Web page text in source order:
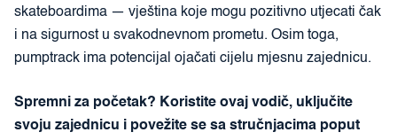
skateboardima — vještina koje mogu pozitivno utjecati čak
i na sigurnost u svakodnevnom prometu. Osim toga,
pumptrack ima potencijal ojačati cijelu mjesnu zajednicu.
Spremni za početak? Koristite ovaj vodič, uključite
svoju zajednicu i povežite se sa stručnjacima poput